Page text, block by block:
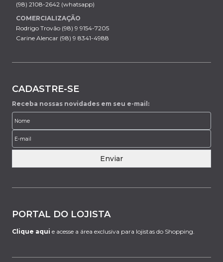
(98) 2108-2642 (whatsapp)
COMERCIALIZAÇÃO
Rodrigo Trovão (98) 9 9154-7205
Carine Alencar (98) 9 8341-4988
CADASTRE-SE
Receba nossas novidades em seu e-mail:
Enviar
PORTAL DO LOJISTA
Clique aqui e acesse a área exclusiva para lojistas do Shopping.